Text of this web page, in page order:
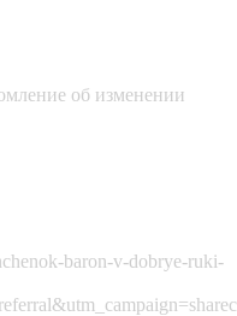
об изменении
baron-v-dobrye-ruki-